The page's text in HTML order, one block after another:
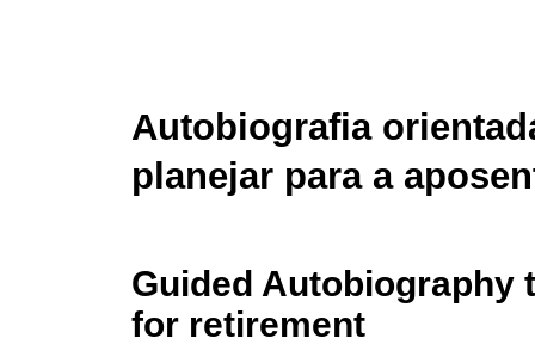
Autobiografia
planejar para a
Guided Autobiography
for retirement